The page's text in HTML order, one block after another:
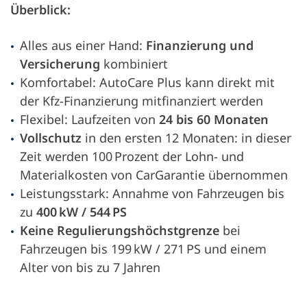
Überblick:
Alles aus einer Hand: Finanzierung und
Versicherung kombiniert
Komfortabel: AutoCare Plus kann direkt mit
der Kfz-Finanzierung mitfinanziert werden
Flexibel: Laufzeiten von 24 bis 60 Monaten
Vollschutz in den ersten 12 Monaten: in dieser
Zeit werden 100 Prozent der Lohn- und
Materialkosten von CarGarantie übernommen
Leistungsstark: Annahme von Fahrzeugen bis
zu 400 kW / 544 PS
Keine Regulierungshöchstgrenze bei
Fahrzeugen bis 199 kW / 271 PS und einem
Alter von bis zu 7 Jahren